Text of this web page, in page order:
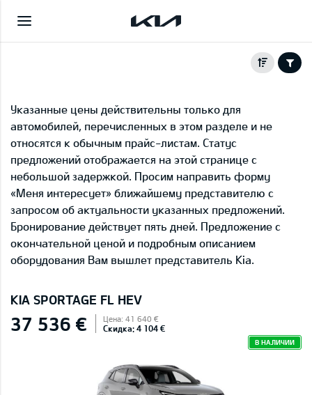
Указанные цены действительны только для
автомобилей, перечисленных в этом разделе и не
относятся к обычным прайс-листам. Статус
предложений отображается на этой странице с
небольшой задержкой. Просим направить форму
«Меня интересует» ближайшему представителю с
запросом об актуальности указанных предложений.
Бронирование действует пять дней. Предложение с
окончательной ценой и подробным описанием
оборудования Вам вышлет представитель Kia.
KIA SPORTAGE FL HEV
37 536 € Цена: 41 640 €
Скидка: 4 104 €
В НАЛИЧИИ